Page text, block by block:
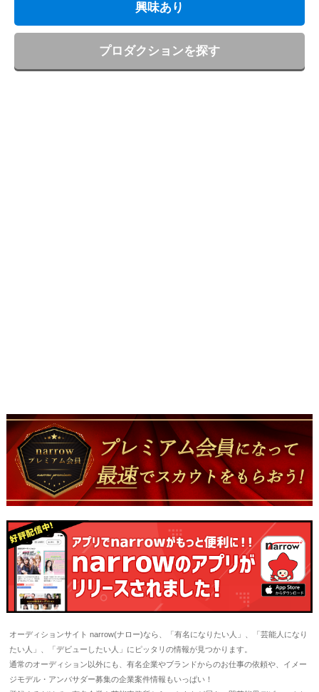
ライブ〜LIKE A JAZZ4〜 [テレビ]ザ・プロファイ
ラー 〜夢と野望の人生〜
興味あり
プロダクションを探す
オーディションサイト narrow(ナロー)なら、「有名になりたい人」、「芸能人になり
たい人」、「デビューしたい人」にピッタリの情報が見つかります。
通常のオーディション以外にも、有名企業やブランドからのお仕事の依頼や、イメー
ジモデル・アンバサダー募集の企業案件情報もいっぱい！